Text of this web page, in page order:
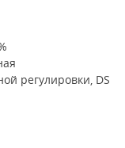
регулировки, DS